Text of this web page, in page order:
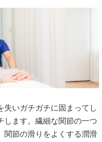
失いガチガチに固まってし
します。繊細な関節の一つ
関節の滑りをよくする潤滑